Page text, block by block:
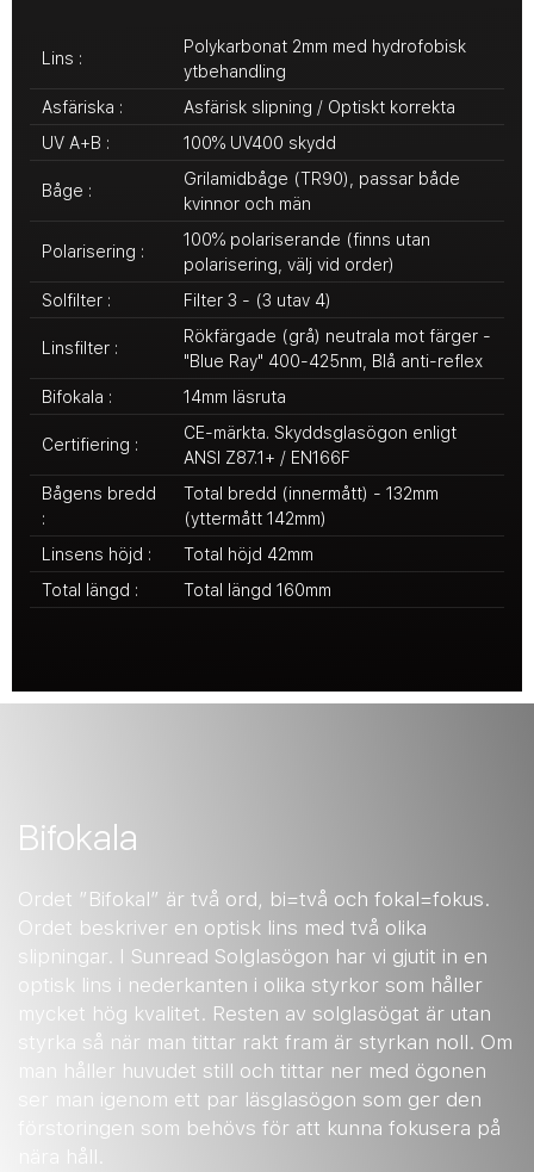
Lins :
Polykarbonat 2mm med hydrofobisk
ytbehandling
Asfäriska :
Asfärisk slipning / Optiskt korrekta
UV A+B :
100% UV400 skydd
Båge :
Grilamidbåge (TR90), passar både
kvinnor och män
Polarisering :
100% polariserande (finns utan
polarisering, välj vid order)
Solfilter :
Filter 3 - (3 utav 4)
Linsfilter :
Rökfärgade (grå) neutrala mot färger -
"Blue Ray" 400-425nm, Blå anti-reflex
Bifokala :
14mm läsruta
Certifiering :
CE-märkta. Skyddsglasögon enligt
ANSI Z87.1+ / EN166F
Bågens bredd
:
Total bredd (innermått) - 132mm
(yttermått 142mm)
Linsens höjd :
Total höjd 42mm
Total längd :
Total längd 160mm
Bifokala
Ordet ”Bifokal” är två ord, bi=två och fokal=fokus.
Ordet beskriver en optisk lins med två olika
slipningar. I Sunread Solglasögon har vi gjutit in en
optisk lins i nederkanten i olika styrkor som håller
mycket hög kvalitet. Resten av solglasögat är utan
styrka så när man tittar rakt fram är styrkan noll. Om
man håller huvudet still och tittar ner med ögonen
ser man igenom ett par läsglasögon som ger den
förstoringen som behövs för att kunna fokusera på
nära håll.